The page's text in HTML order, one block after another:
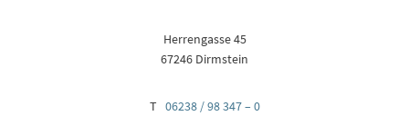
Herrengasse 45
67246 Dirmstein
T 06238 / 98 347 – 0